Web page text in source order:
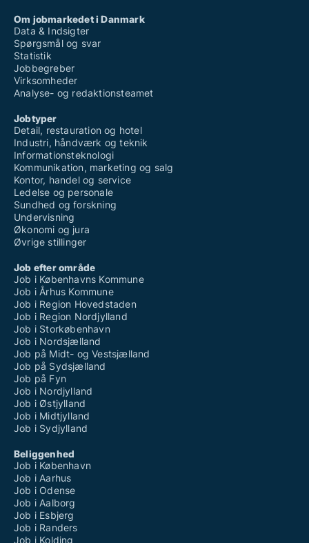
Om jobmarkedet i Danmark
Data & Indsigter
Spørgsmål og svar
Statistik
Jobbegreber
Virksomheder
Analyse- og redaktionsteamet
Jobtyper
Detail, restauration og hotel
Industri, håndværk og teknik
Informationsteknologi
Kommunikation, marketing og salg
Kontor, handel og service
Ledelse og personale
Sundhed og forskning
Undervisning
Økonomi og jura
Øvrige stillinger
Job efter område
Job i Københavns Kommune
Job i Århus Kommune
Job i Region Hovedstaden
Job i Region Nordjylland
Job i Storkøbenhavn
Job i Nordsjælland
Job på Midt- og Vestsjælland
Job på Sydsjælland
Job på Fyn
Job i Nordjylland
Job i Østjylland
Job i Midtjylland
Job i Sydjylland
Beliggenhed
Job i København
Job i Aarhus
Job i Odense
Job i Aalborg
Job i Esbjerg
Job i Randers
Job i Kolding